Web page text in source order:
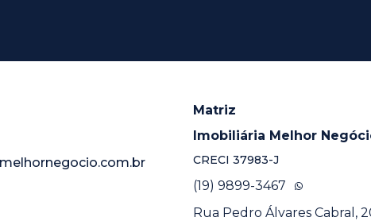
Matriz
Imobiliária Melhor
CRECI 37983-J
(19) 9899-3467
Rua Pedro Álvares Cabral,